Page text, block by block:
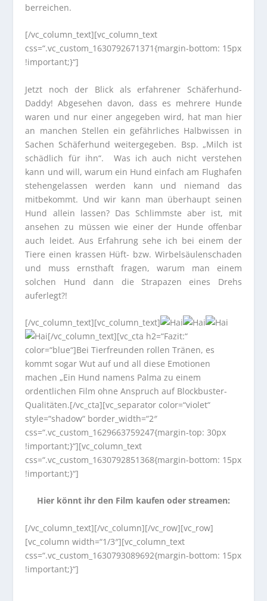
berreichen.
[/vc_column_text][vc_column_text
css=“.vc_custom_1630792671371{margin-bottom: 15px
!important;}“]
Jetzt noch der Blick als erfahrener Schäferhund-
Daddy! Abgesehen davon, dass es mehrere Hunde
waren und nur einer angegeben wird, hat man hier
an manchen Stellen ein gefährliches Halbwissen in
Sachen Schäferhund weitergegeben. Bsp. „Milch ist
schädlich für ihn“. Was ich auch nicht verstehen
kann und will, warum ein Hund einfach am Flughafen
stehengelassen werden kann und niemand das
mitbekommt. Und wir kann man überhaupt seinen
Hund allein lassen? Das Schlimmste aber ist, mit
ansehen zu müssen wie einer der Hunde offenbar
auch leidet. Aus Erfahrung sehe ich bei einem der
Tiere einen krassen Hüft- bzw. Wirbelsäulenschaden
und muss ernsthaft fragen, warum man einem
solchen Hund dann die Strapazen eines Drehs
auferlegt?!
[/vc_column_text][vc_column_text]
[/vc_column_text][vc_cta h2=“Fazit:“
color=“blue“]Bei Tierfreunden rollen Tränen, es
kommt sogar Wut auf und all diese Emotionen
machen „Ein Hund namens Palma zu einem
ordentlichen Film ohne Anspruch auf Blockbuster-
Qualitäten.[/vc_cta][vc_separator color=“violet“
style=“shadow“ border_width=“2″
css=“.vc_custom_1629663759247{margin-top: 30px
!important;}“][vc_column_text
css=“.vc_custom_1630792851368{margin-bottom: 15px
!important;}“]
Hier könnt ihr den Film kaufen oder streamen:
[/vc_column_text][/vc_column][/vc_row][vc_row]
[vc_column width=“1/3″][vc_column_text
css=“.vc_custom_1630793089692{margin-bottom: 15px
!important;}“]